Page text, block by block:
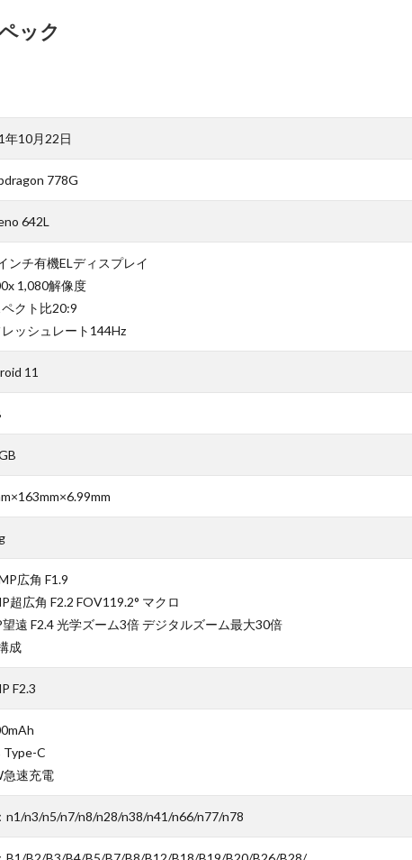
ック
年10月22日
778G
642L
ンチ有機ELディスプレイ
1,080解像度
クト比20:9
レッシュレート144Hz
11
広角 F1.9
超広角 F2.2 FOV119.2° マクロ
遠 F2.4 光学ズーム3倍 デジタルズーム最大30倍
成
F2.3
Type-C
急速充電
n1/n3/n5/n7/n8/n28/n38/n41/n66/n77/n78